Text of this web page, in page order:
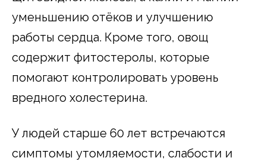
уменьшению отёков и улучшению
работы сердца. Кроме того, овощ
содержит фитостеролы, которые
помогают контролировать уровень
вредного холестерина.
У людей старше 60 лет встречаются
симптомы утомляемости, слабости и